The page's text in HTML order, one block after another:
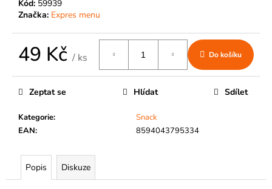
Kód: 59939
Značka: Expres menu
49 Kč / ks Do košíku
Kategorie:
Snack
EAN: 8594043795334
Zeptat se Hlídat Sdílet
Popis Diskuze
o
č
j
e
e